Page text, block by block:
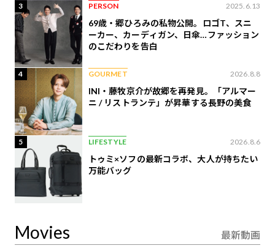
3 PERSON 2025.6.13
69歳・郷ひろみの私物公開。ロゴT、スニ
ーカー、カーディガン、日傘…ファッション
のこだわりを告白
4 GOURMET 2026.8.8
INI・藤牧京介が故郷を再発見。「アルマー
ニ / リストランテ」が昇華する長野の美食
5 LIFESTYLE 2026.8.6
トゥミ×ソフの最新コラボ、大人が持ちたい
万能バッグ
Movies 最新動画